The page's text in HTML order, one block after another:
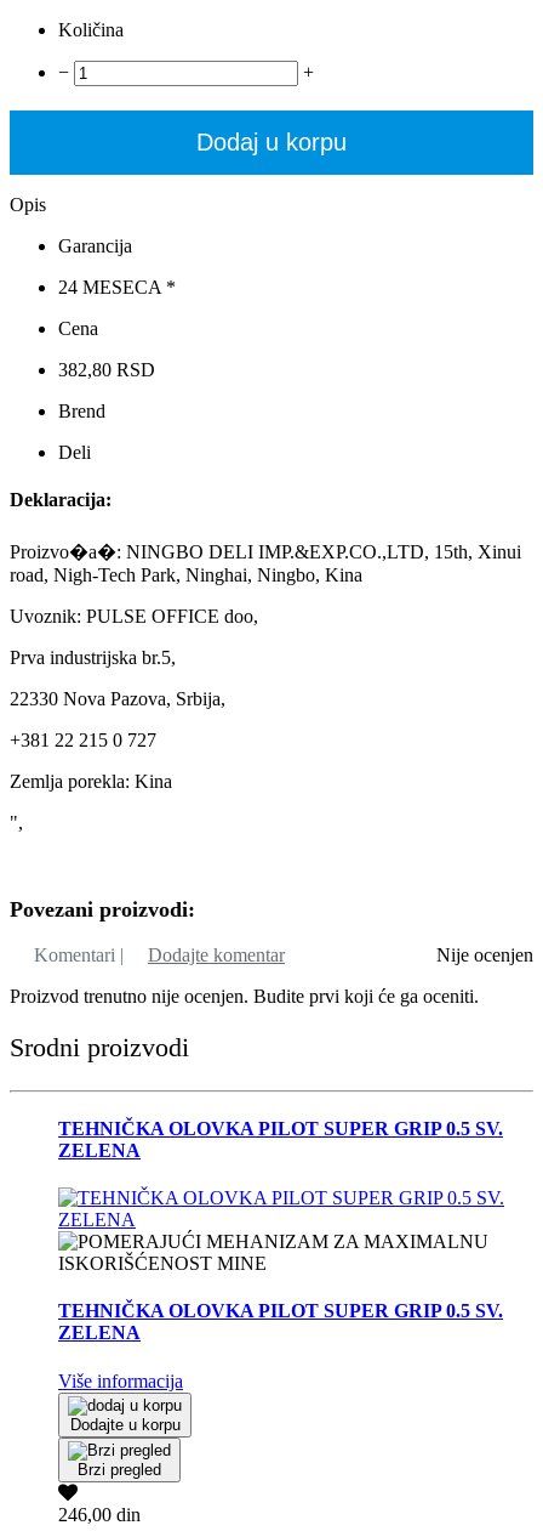
Količina
− +
Dodaj u korpu
Opis
Garancija
24 MESECA *
Cena
382,80 RSD
Brend
Deli
Deklaracija:
Proizvo�a�: NINGBO DELI IMP.&EXP.CO.,LTD, 15th, Xinui
road, Nigh-Tech Park, Ninghai, Ningbo, Kina
Uvoznik: PULSE OFFICE doo,
Prva industrijska br.5,
22330 Nova Pazova, Srbija,
+381 22 215 0 727
Zemlja porekla: Kina
",
Povezani proizvodi:
Nije ocenjen
Komentari |
Dodajte komentar
Proizvod trenutno nije ocenjen. Budite prvi koji će ga oceniti.
Srodni proizvodi
TEHNIČKA OLOVKA PILOT SUPER GRIP 0.5 SV.
ZELENA
TEHNIČKA OLOVKA PILOT SUPER GRIP 0.5 SV.
ZELENA
Više informacija
Dodajte u korpu
Brzi pregled
246,00 din